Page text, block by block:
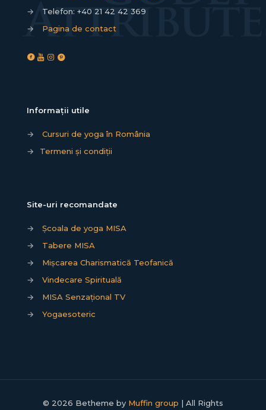
→
Telefon: +40 21 42 42 369
→
Pagina de contact
Informații utile
→
Cursuri de yoga în România
→
Termeni și condiții
Site-uri recomandate
→
Școala de yoga MISA
→
Tabere MISA
→
Mișcarea Charismatică Teofanică
→
Vindecare Spirituală
→
MISA Senzațional TV
→
Yogaesoteric
© 2026 Betheme by Muffin group | All Rights